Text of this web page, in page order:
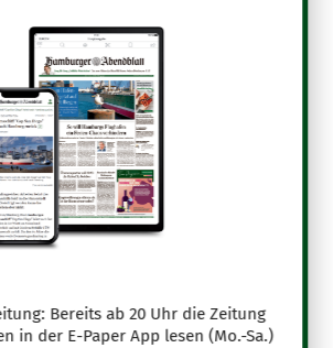
Bereits ab 20 Uhr die Zeitung
in der E-Paper App lesen (Mo.-Sa.)